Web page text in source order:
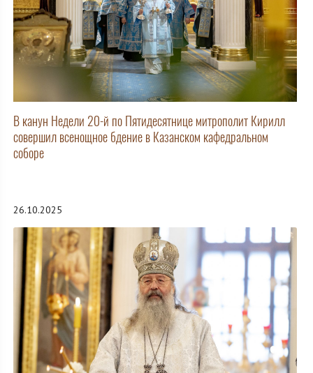
В канун Недели 20-й по Пятидесятнице митрополит Кирилл
совершил всенощное бдение в Казанском кафедральном
соборе
26.10.2025